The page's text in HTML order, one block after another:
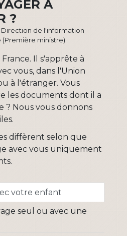
À
?
Direction de l'information
ministre)
Il s'apprête à
vous, dans l'Union
à l'étranger. Vous
les documents dont il a
? Nous vous donnons
diffèrent selon que
avec vous uniquement
votre enfant
seul ou avec une